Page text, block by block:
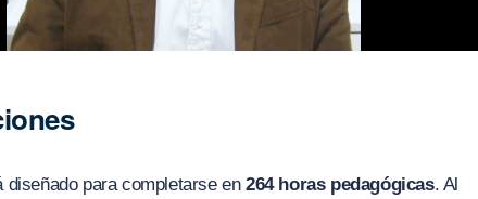
diseñado para completarse en 264 horas pedagógicas. Al